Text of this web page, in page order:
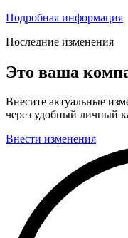
Подробная информация
Последние изменения
Это ваша
Внесите актуальные
через удобный личный
Внести изменения